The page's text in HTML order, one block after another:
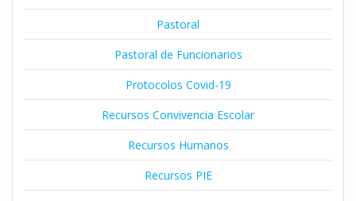
Pastoral
Pastoral de Funcionarios
Protocolos Covid-19
Recursos Convivencia Escolar
Recursos Humanos
Recursos PIE